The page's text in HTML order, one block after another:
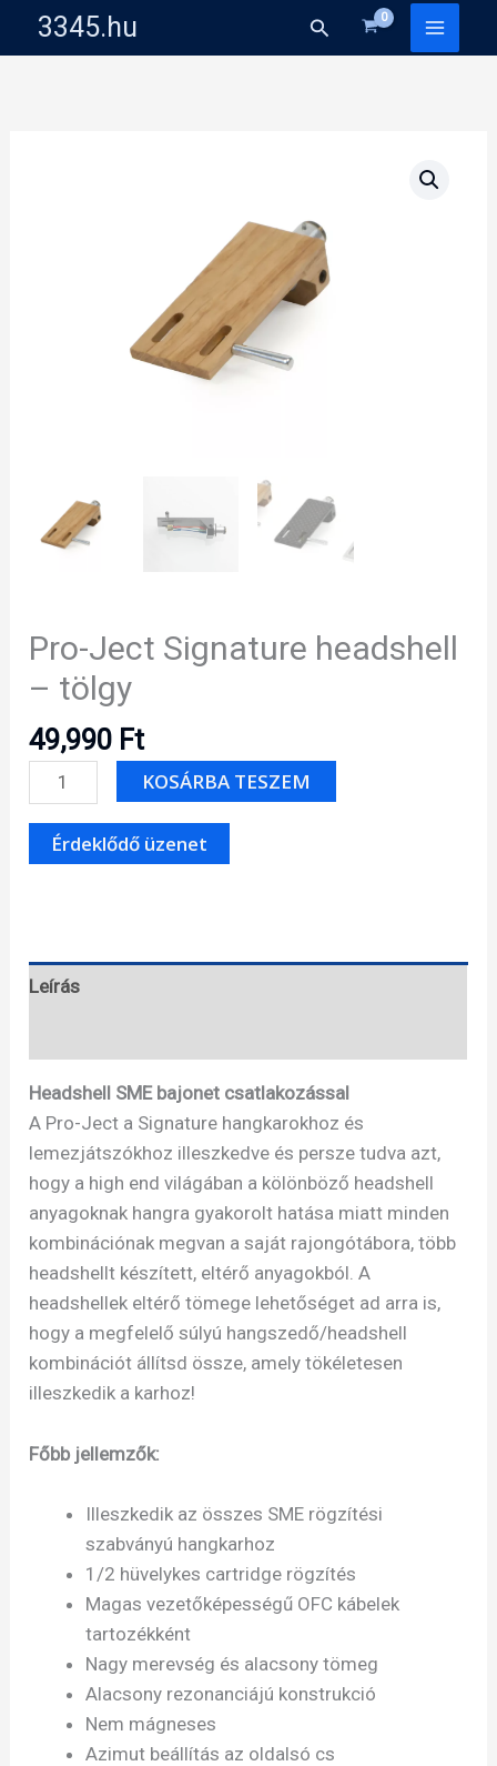
3345.hu Search
Pro-Ject Signature headshell
– tölgy
49,990 Ft
Pro-
Ject
Signature
headshell
KOSÁRBA TESZEM
Leírás
Headshell SME bajonet csatlakozással
A Pro-Ject a Signature hangkarokhoz és
lemezjátszókhoz illeszkedve és persze tudva azt,
hogy a high end világában a kölönböző headshell
anyagoknak hangra gyakorolt hatása miatt minden
kombinációnak megvan a saját rajongótábora, több
headshellt készített, eltérő anyagokból. A
headshellek eltérő tömege lehetőséget ad arra is,
hogy a megfelelő súlyú hangszedő/headshell
kombinációt állítsd össze, amely tökéletesen
illeszkedik a karhoz!
Főbb jellemzők:
Illeszkedik az összes SME rögzítési
szabványú hangkarhoz
1/2 hüvelykes cartridge rögzítés
Magas vezetőképességű OFC kábelek
tartozékként
Nagy merevség és alacsony tömeg
Alacsony rezonanciájú konstrukció
Nem mágneses
Azimut beállítás az oldalsó cs